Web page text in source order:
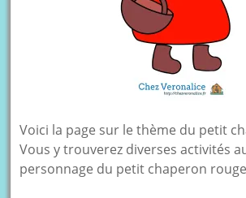
Voici la page sur le thème du petit
Vous y trouverez diverses activités
personnage du petit chaperon rouge